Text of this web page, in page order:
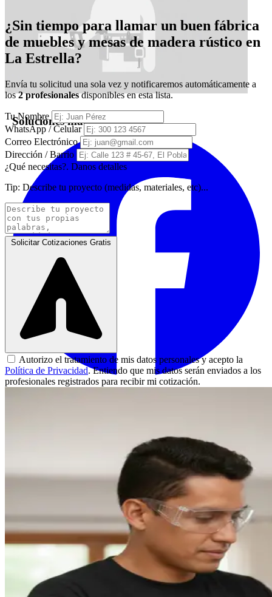
Soluciones madera Vasquez
¿Sin tiempo para llamar un buen fábrica
de muebles y mesas de madera rústico en
La Estrella?
Envía tu solicitud una sola vez y notificaremos automáticamente a
los2 profesionalesdisponibles en esta lista.
Tu Nombre
WhatsApp / Celular
Correo Electrónico
Dirección / Barrio
¿Qué necesitas?. Danos detalles
Tip: Describe tu proyecto (medidas, materiales, etc)...
Solicitar Cotizaciones Gratis
Autorizo el tratamiento de mis datos personales y acepto la
Política de Privacidad. Entiendo que mis datos serán enviados a los
profesionales registrados para recibir mi cotización.